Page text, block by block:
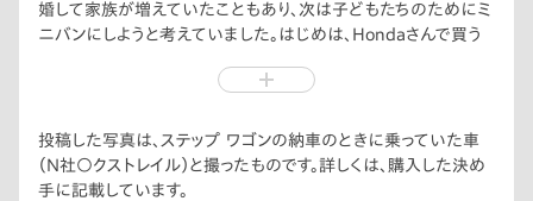
婚して家族が増えていたこともあり、次は子どもたちのためにミ
ニバンにしようと考えていました。はじめは、Hondaさんで買う
り、そちらで購入する一歩手前まで行ったのですが、いざ商談と
を長く乗りたいと伝えていたのに、3〜5年での乗り換えを勧め
られた）ため、別のメーカーも見てみようとなり、Hondaさんに連
絡したところ、予約していなかったにも関わらず、次の日にでも
投稿した写真は、ステップ ワゴンの納車のときに乗っていた車
（N社○クストレイル）と撮ったものです。詳しくは、購入した決め
手に記載しています。